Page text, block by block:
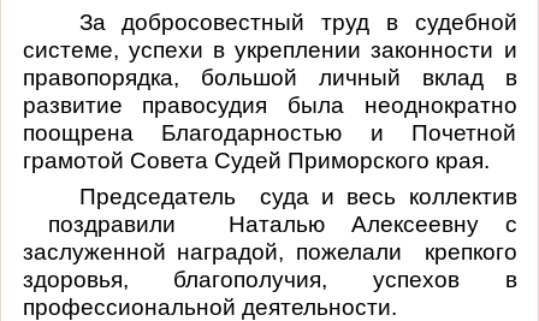
За добросовестный труд в судебной
системе, успехи в укреплении законности и
правопорядка, большой личный вклад в
развитие правосудия была неоднократно
поощрена Благодарностью и Почетной
грамотой Совета Судей Приморского края.
Председатель
суда и весь коллектив
поздравили
Наталью Алексеевну с
заслуженной наградой, пожелали
крепкого
здоровья, благополучия, успехов в
профессиональной деятельности.